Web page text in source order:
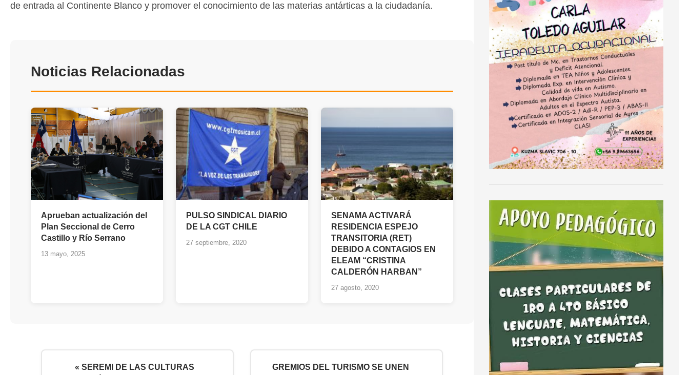
de entrada al Continente Blanco y promover el conocimiento de las materias antárticas a la ciudadanía.
Noticias Relacionadas
Aprueban actualización del
Plan Seccional de Cerro
Castillo y Río Serrano
13 mayo, 2025
PULSO SINDICAL DIARIO
DE LA CGT CHILE
27 septiembre, 2020
SENAMA ACTIVARÁ
RESIDENCIA ESPEJO
TRANSITORIA (RET)
DEBIDO A CONTAGIOS EN
ELEAM “CRISTINA
CALDERÓN HARBAN”
27 agosto, 2020
« SEREMI DE LAS CULTURAS
GREMIOS DEL TURISMO SE UNEN